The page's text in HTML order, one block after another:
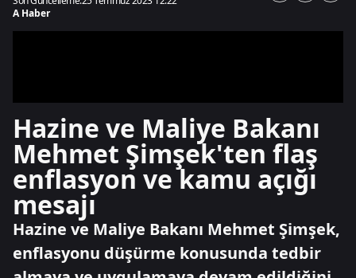
A Haber
Hazine ve Maliye Bakanı
Mehmet Şimşek'ten flaş
enflasyon ve kamu açığı
mesajı
Hazine ve Maliye Bakanı Mehmet Şimşek,
enflasyonu düşürme konusunda tedbir